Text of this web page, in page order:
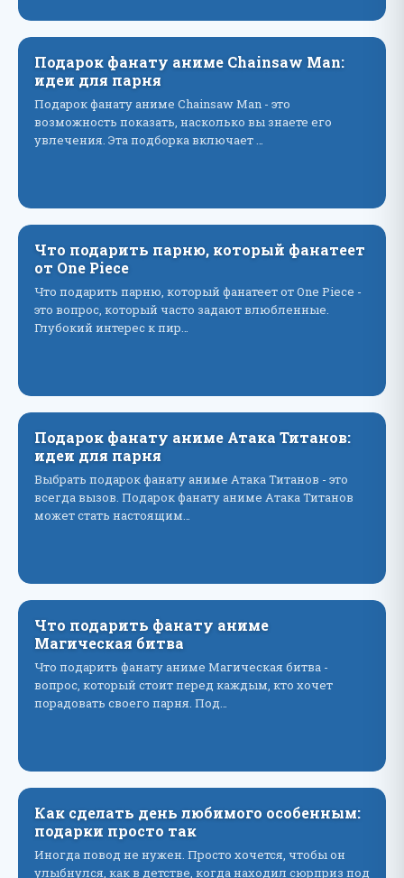
Подарок фанату аниме Chainsaw Man:
идеи для парня
Подарок фанату аниме Chainsaw Man - это
возможность показать, насколько вы знаете его
увлечения. Эта подборка включает …
Что подарить парню, который фанатеет
от One Piece
Что подарить парню, который фанатеет от One Piece -
это вопрос, который часто задают влюбленные.
Глубокий интерес к пир…
Подарок фанату аниме Атака Титанов:
идеи для парня
Выбрать подарок фанату аниме Атака Титанов - это
всегда вызов. Подарок фанату аниме Атака Титанов
может стать настоящим…
Что подарить фанату аниме
Магическая битва
Что подарить фанату аниме Магическая битва -
вопрос, который стоит перед каждым, кто хочет
порадовать своего парня. Под…
Как сделать день любимого особенным:
подарки просто так
Иногда повод не нужен. Просто хочется, чтобы он
улыбнулся, как в детстве, когда находил сюрприз под